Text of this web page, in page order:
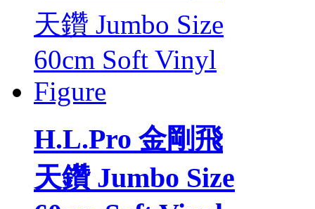
H.L.Pro 金剛飛
天鑽 Jumbo Size